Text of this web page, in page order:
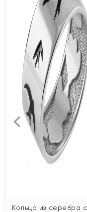
Кольцо из серебра с